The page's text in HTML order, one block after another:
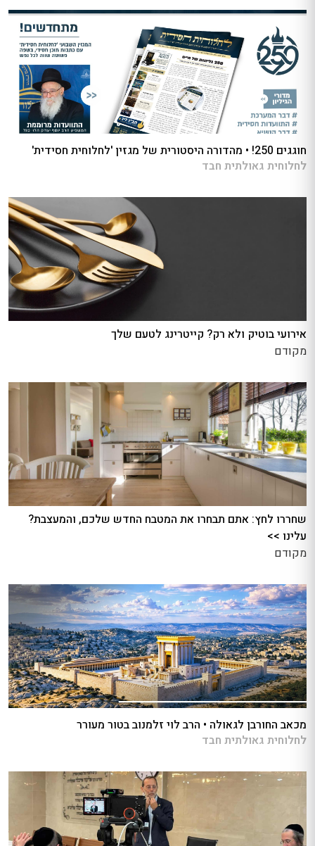
חוגגים 250! • מהדורה היסטורית של מגזין 'לחלוחית חסידית'
לחלוחית גאולתית חבד
אירועי בוטיק ולא רק? קייטרינג לטעם שלך
מקודם
שחררו לחץ: אתם תבחרו את המטבח החדש שלכם, והמעצבת?
עלינו >>
מקודם
מכאב החורבן לגאולה • הרב לוי זלמנוב בטור מעורר
לחלוחית גאולתית חבד